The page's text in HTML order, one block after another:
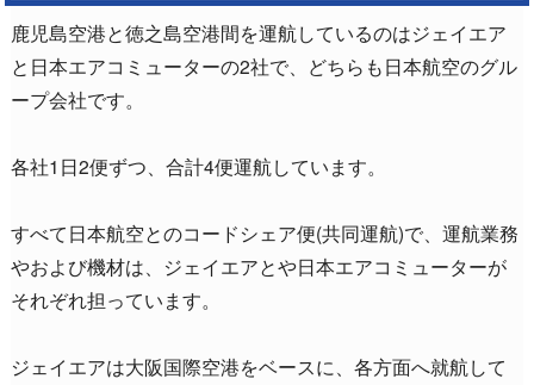
鹿児島空港と徳之島空港間を運航しているのはジェイエア
と日本エアコミューターの2社で、どちらも日本航空のグル
ープ会社です。
各社1日2便ずつ、合計4便運航しています。
すべて日本航空とのコードシェア便(共同運航)で、運航業務
やおよび機材は、ジェイエアとや日本エアコミューターが
それぞれ担っています。
ジェイエアは大阪国際空港をベースに、各方面へ就航して